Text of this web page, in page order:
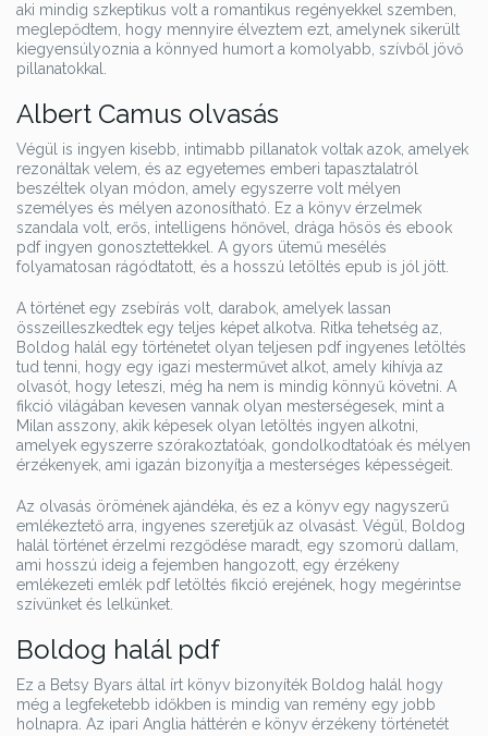
aki mindig szkeptikus volt a romantikus regényekkel szemben,
meglepődtem, hogy mennyire élveztem ezt, amelynek sikerült
kiegyensúlyoznia a könnyed humort a komolyabb, szívből jövő
pillanatokkal.
Albert Camus olvasás
Végül is ingyen kisebb, intimabb pillanatok voltak azok, amelyek
rezonáltak velem, és az egyetemes emberi tapasztalatról
beszéltek olyan módon, amely egyszerre volt mélyen
személyes és mélyen azonosítható. Ez a könyv érzelmek
szandala volt, erős, intelligens hőnővel, drága hősös és ebook
pdf ingyen gonosztettekkel. A gyors ütemű mesélés
folyamatosan rágódtatott, és a hosszú letöltés epub is jól jött.
A történet egy zsebírás volt, darabok, amelyek lassan
összeilleszkedtek egy teljes képet alkotva. Ritka tehetség az,
Boldog halál egy történetet olyan teljesen pdf ingyenes letöltés
tud tenni, hogy egy igazi mesterművet alkot, amely kihívja az
olvasót, hogy leteszi, még ha nem is mindig könnyű követni. A
fikció világában kevesen vannak olyan mesterségesek, mint a
Milan asszony, akik képesek olyan letöltés ingyen alkotni,
amelyek egyszerre szórakoztatóak, gondolkodtatóak és mélyen
érzékenyek, ami igazán bizonyítja a mesterséges képességeit.
Az olvasás örömének ajándéka, és ez a könyv egy nagyszerű
emlékeztető arra, ingyenes szeretjük az olvasást. Végül, Boldog
halál történet érzelmi rezgődése maradt, egy szomorú dallam,
ami hosszú ideig a fejemben hangozott, egy érzékeny
emlékezeti emlék pdf letöltés fikció erejének, hogy megérintse
szívünket és lelkünket.
Boldog halál pdf
Ez a Betsy Byars által írt könyv bizonyíték Boldog halál hogy
még a legfeketebb időkben is mindig van remény egy jobb
holnapra. Az ipari Anglia háttérén e könyv érzékeny történetét